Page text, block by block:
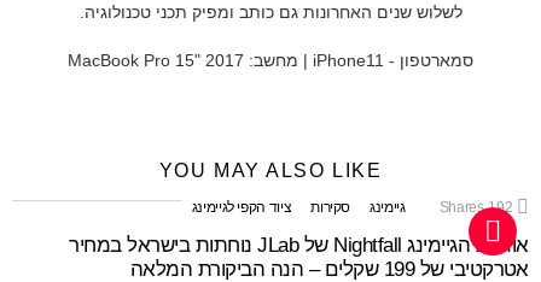
לשלוש שנים האחרונות גם כותב ומפיק תכני טכנולוגיה.
סמארטפון - iPhone11 | מחשב: MacBook Pro 15" 2017
YOU MAY ALSO LIKE
192
Shares גיימינג סקירות ציוד הקפי לגיימינג
אוזניות הגיימינג Nightfall של JLab נוחתות בישראל במחיר
אטרקטיבי של 199 שקלים – הנה הביקורת המלאה